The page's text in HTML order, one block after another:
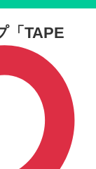
「TAPE